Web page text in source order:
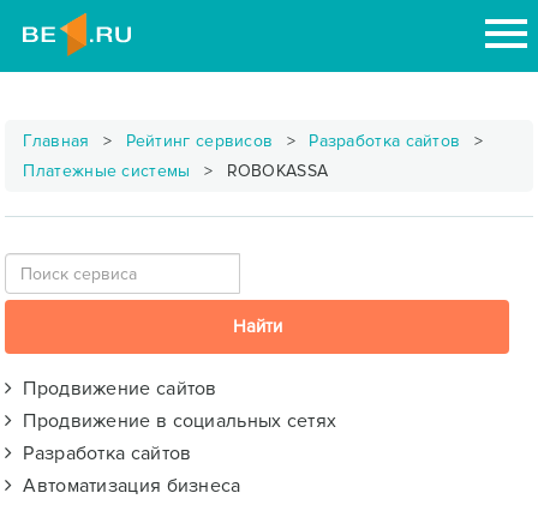
Главная Рейтинг сервисов
Разработка сайтов
Платежные системы
ROBOKASSA
Продвижение сайтов
Продвижение в социальных сетях
Разработка сайтов
Автоматизация бизнеса